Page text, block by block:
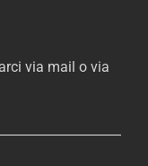
via mail o via